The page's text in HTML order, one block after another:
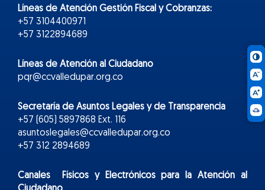
Líneas de Atención Gestión Fiscal y Cobranzas:
+57 3104400971
+57 3122894689
Líneas de Atención al Ciudadano
pqr@ccvalledupar.org.co
Secretaría de Asuntos Legales y de Transparencia
+57 (605) 5897868 Ext. 116
asuntoslegales@ccvalledupar.org.co
+57 312 2894689
Canales Físicos yElectrónicospara la Atención al